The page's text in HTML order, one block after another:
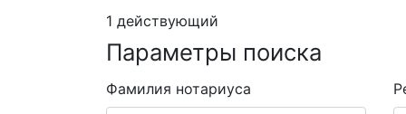
1 действующий
Параметры поиска
Фамилия нотариуса